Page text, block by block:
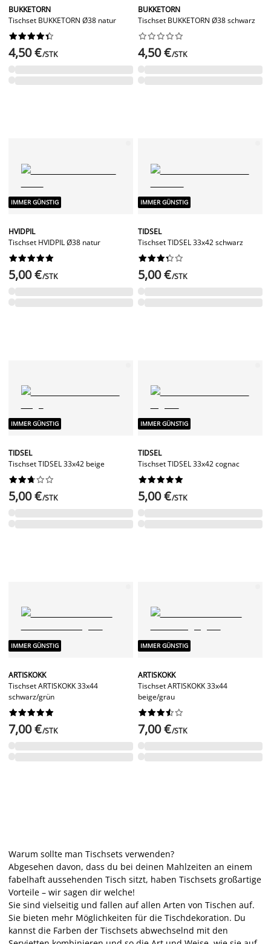
BUKKETORN
Tischset BUKKETORN Ø38 natur






4,50 €/STK
BUKKETORN
Tischset BUKKETORN Ø38 schwarz






4,50 €/STK
IMMER GÜNSTIG
HVIDPIL
Tischset HVIDPIL Ø38 natur






5,00 €/STK
IMMER GÜNSTIG
TIDSEL
Tischset TIDSEL 33x42 schwarz






5,00 €/STK
IMMER GÜNSTIG
TIDSEL
Tischset TIDSEL 33x42 beige






5,00 €/STK
IMMER GÜNSTIG
TIDSEL
Tischset TIDSEL 33x42 cognac






5,00 €/STK
IMMER GÜNSTIG
ARTISKOKK
Tischset ARTISKOKK 33x44
schwarz/grün






7,00 €/STK
IMMER GÜNSTIG
ARTISKOKK
Tischset ARTISKOKK 33x44
beige/grau






7,00 €/STK
Warum sollte man Tischsets verwenden?
Abgesehen davon, dass du bei deinen Mahlzeiten an einem
fabelhaft aussehenden Tisch sitzt, haben Tischsets großartige
Vorteile – wir sagen dir welche!
Sie sind vielseitig und fallen auf allen Arten von Tischen auf.
Sie bieten mehr Möglichkeiten für die Tischdekoration. Du
kannst die Farben der Tischsets abwechselnd mit den